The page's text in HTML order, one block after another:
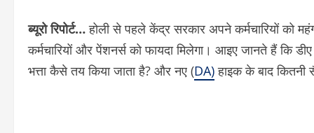
ब्यूरो रिपोर्ट…होली से पहले केंद्र सरकार अपने कर्मचारियों को
कर्मचारियों और पेंशनर्स को फायदा मिलेगा। आइए जानते हैं कि
भत्ता कैसे तय किया जाता है? और नए (DA)हाइक के बाद कितनी